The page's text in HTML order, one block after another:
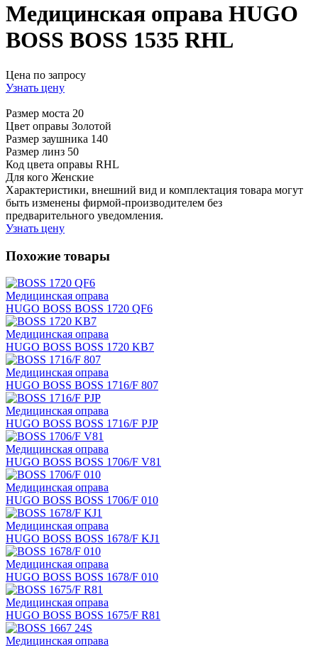
Медицинская оправа HUGO
BOSS BOSS 1535 RHL
Цена по запросу
Узнать цену
Размер моста 20
Цвет оправы Золотой
Размер заушника 140
Размер линз 50
Код цвета оправы RHL
Для кого Женские
Характеристики, внешний вид и комплектация товара могут
быть изменены фирмой-производителем без
предварительного уведомления.
Узнать цену
Похожие товары
Медицинская оправа
HUGO BOSS BOSS 1720 QF6
Медицинская оправа
HUGO BOSS BOSS 1720 KB7
Медицинская оправа
HUGO BOSS BOSS 1716/F 807
Медицинская оправа
HUGO BOSS BOSS 1716/F PJP
Медицинская оправа
HUGO BOSS BOSS 1706/F V81
Медицинская оправа
HUGO BOSS BOSS 1706/F 010
Медицинская оправа
HUGO BOSS BOSS 1678/F KJ1
Медицинская оправа
HUGO BOSS BOSS 1678/F 010
Медицинская оправа
HUGO BOSS BOSS 1675/F R81
Медицинская оправа